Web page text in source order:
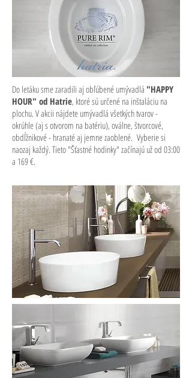
Do letáku sme zaradili aj obľúbené umývadlá "HAPPY
HOUR" od Hatrie, ktoré sú určené na inštaláciu na
plochu. V akcii nájdete umývadlá všetkých tvarov -
okrúhle (aj s otvorom na batériu), oválne, štvorcové,
obdĺžnikové - hranaté aj jemne zaoblené. Vyberie si
naozaj každý. Tieto "Šťastné hodinky" začínajú už od 03:00
a 169 €.